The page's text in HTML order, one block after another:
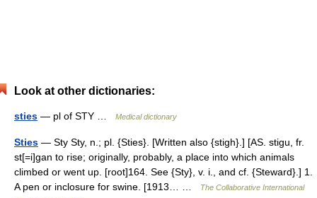
Look at other dictionaries:
sties — pl of STY … Medical dictionary
Sties — Sty Sty, n.; pl. {Sties}. [Written also {stigh}.] [AS. stigu, fr.
st[=i]gan to rise; originally, probably, a place into which animals
climbed or went up. [root]164. See {Sty}, v. i., and cf. {Steward}.] 1.
A pen or inclosure for swine. [1913… …
The Collaborative International